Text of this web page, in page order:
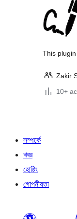
This
Zakir
10+
সম্পর্কে
খবর
হোষ্টিং
গোপনীয়তা